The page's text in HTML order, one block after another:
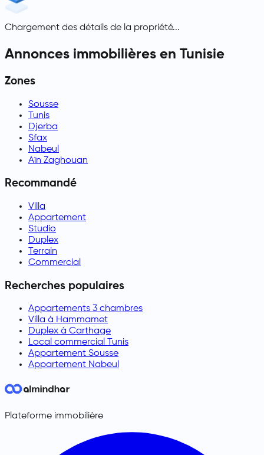
Chargement des détails de la propriété...
Annonces immobilières en Tunisie
Zones
Sousse
Tunis
Djerba
Sfax
Nabeul
Aïn Zaghouan
Recommandé
Villa
Appartement
Studio
Duplex
Terrain
Commercial
Recherches populaires
Appartements 3 chambres
Villa à Hammamet
Duplex à Carthage
Local commercial Tunis
Appartement Sousse
Appartement Nabeul
Plateforme immobilière